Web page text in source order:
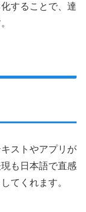
することで、達
ストやアプリが
も日本語で直感
てくれます。